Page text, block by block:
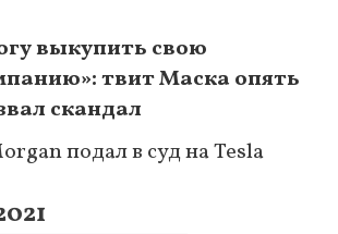
выкупить свою
твит Маска опять
скандал
подал в суд на Tesla